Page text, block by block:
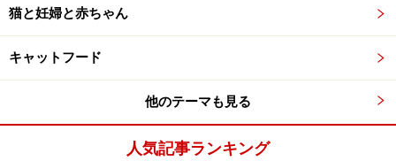
猫と妊婦と赤ちゃん
キャットフード
他のテーマも見る
人気記事ランキング